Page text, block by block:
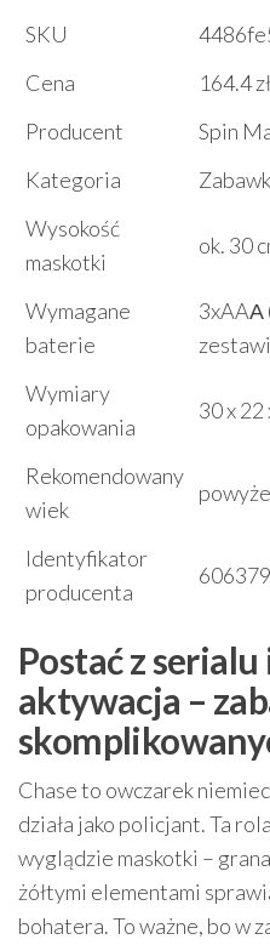
SKU
Cena
164.4 zł
Producent
Spin
Kategoria
Wysokość
maskotki
ok. 30
Wymagane
baterie
3xAAА
Wymiary
opakowania
30 x 22
Rekomendowany
wiek
Identyfikator
producenta
Postać z
aktywacja –
Chase to owczarek
działa jako policjant. Ta
wyglądzie maskotki –
żółtymi elementami
bohatera. To ważne, bo w